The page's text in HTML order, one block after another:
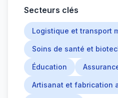
Secteurs clés
Logistique et transport
Soins de santé et
Éducation
Artisanat et fabrication